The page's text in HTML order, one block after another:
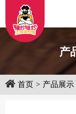
产
首页 > 产品展示